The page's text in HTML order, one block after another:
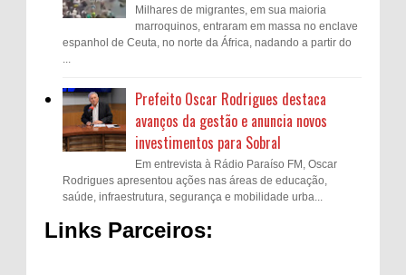
Milhares de migrantes, em sua maioria
marroquinos, entraram em massa no enclave
espanhol de Ceuta, no norte da África, nadando a partir do
Prefeito Oscar Rodrigues destaca
avanços da gestão e anuncia novos
investimentos para Sobral
Em entrevista à Rádio Paraíso FM, Oscar
Rodrigues apresentou ações nas áreas de educação,
saúde, infraestrutura, segurança e mobilidade urba...
Links Parceiros: